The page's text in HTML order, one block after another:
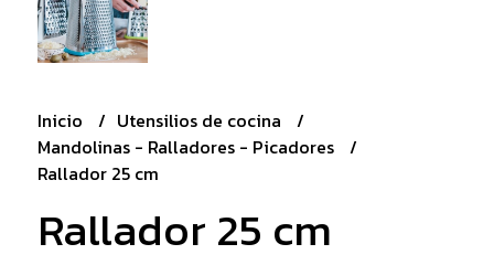
Inicio
Utensilios de cocina
Mandolinas - Ralladores - Picadores
Rallador 25 cm
Rallador 25 cm